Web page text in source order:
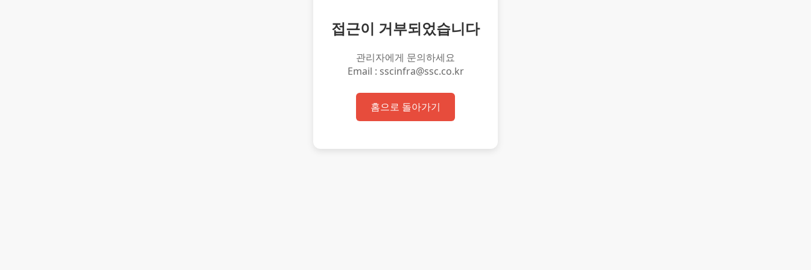
접근이 거부되었습니다
관리자에게 문의하세요
Email : sscinfra@ssc.co.kr
홈으로 돌아가기